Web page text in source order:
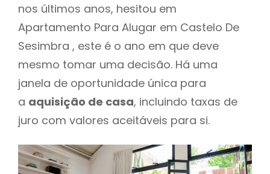
nos últimos anos, hesitou em
Apartamento Para Alugar em Castelo De
Sesimbra , este é o ano em que deve
mesmo tomar uma decisão. Há uma
janela de oportunidade única para
a aquisição de casa, incluindo taxas de
juro com valores aceitáveis para si.